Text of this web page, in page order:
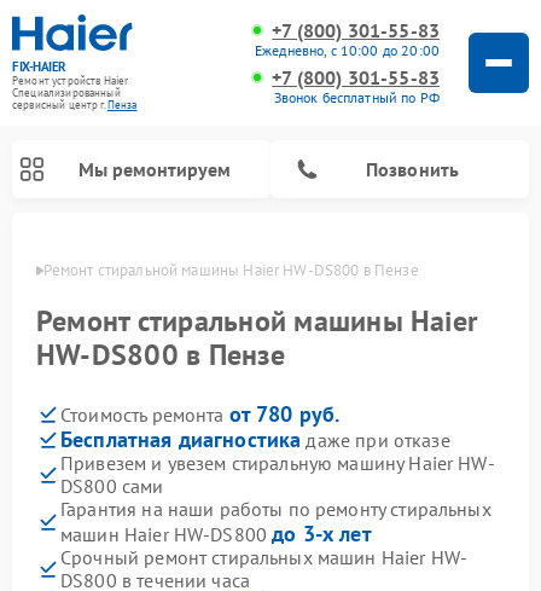
FIX-HAIER
Ремонт устройств Haier
Специализированный
cервисный центр г.Пенза
+7 (800) 301-55-83
Ежедневно, с 10:00 до 20:00
+7 (800) 301-55-83
Звонок бесплатный по РФ
Мы ремонтируем Позвонить
Ремонт стиральной машины Haier HW-DS800 в Пензе
Ремонт стиральной машины Haier
HW-DS800 в Пензе
Стоимость ремонта от 780 руб.
Бесплатная диагностика даже при отказе
Привезем и увезем стиральную машину Haier HW-
DS800 сами
Гарантия на наши работы по ремонту стиральных
машин Haier HW-DS800до 3-х лет
Срочный ремонт стиральных машин Haier HW-
DS800 в течении часа